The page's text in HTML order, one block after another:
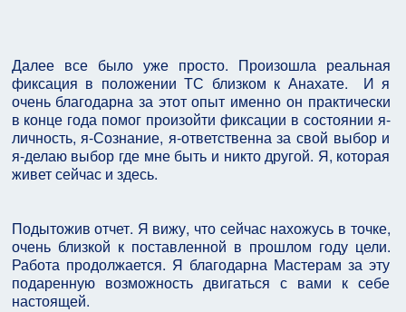
Далее все было уже просто. Произошла реальная
фиксация в положении ТС близком к Анахате. И я
очень благодарна за этот опыт именно он практически
в конце года помог произойти фиксации в состоянии я-
личность, я-Сознание, я-ответственна за свой выбор и
я-делаю выбор где мне быть и никто другой. Я, которая
живет сейчас и здесь.
Подытожив отчет. Я вижу, что сейчас нахожусь в точке,
очень близкой к поставленной в прошлом году цели.
Работа продолжается. Я благодарна Мастерам за эту
подаренную возможность двигаться с вами к себе
настоящей.